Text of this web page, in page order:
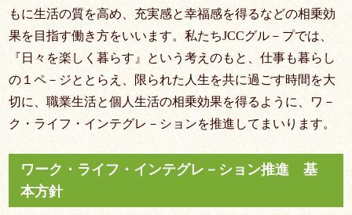
もに生活の質を高め、充実感と幸福感を得るなどの相乗効
果を目指す働き方をいいます。私たちJCCグル－プでは、
『日々を楽しく暮らす』という考えのもと、仕事も暮らし
の１ペ－ジととらえ、限られた人生を共に過ごす時間を大
切に、職業生活と個人生活の相乗効果を得るように、ワ－
ク・ライフ・インテグレ－ションを推進してまいります。
ワーク・ライフ・インテグレ－ション推進 基
本方針